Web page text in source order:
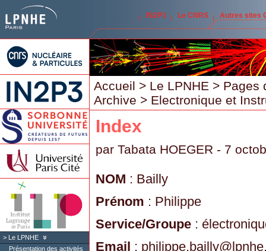
IN2P3 Le CNRS Autres sites
Le LPNHE
Présentation des activités
Accueil > Le LPNHE > Pages
Archive > Electronique et
Index
par Tabata HOEGER - 7
NOM : Bailly
Prénom : Philippe
Service/Groupe :
Email : philippe.bailly@